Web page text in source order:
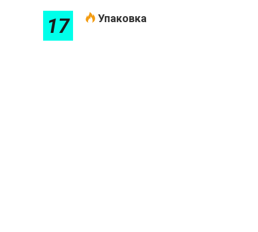
17 Упаковка